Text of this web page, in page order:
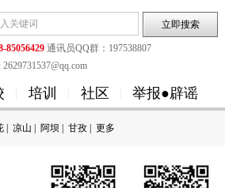
85056429 通讯员QQ群：197538807
培训 社区 举报●辟谣
凉山 阿坝 甘孜 更多